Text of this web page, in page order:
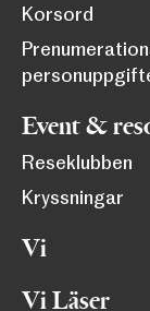
Korsord
Event &
Reseklubben
Kryssningar
Vi
Vi Läser